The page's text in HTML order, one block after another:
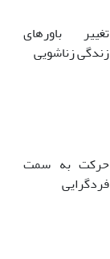
تغییر باورهای
زندگی زناشویی
حرکت به سمت
فردگرایی